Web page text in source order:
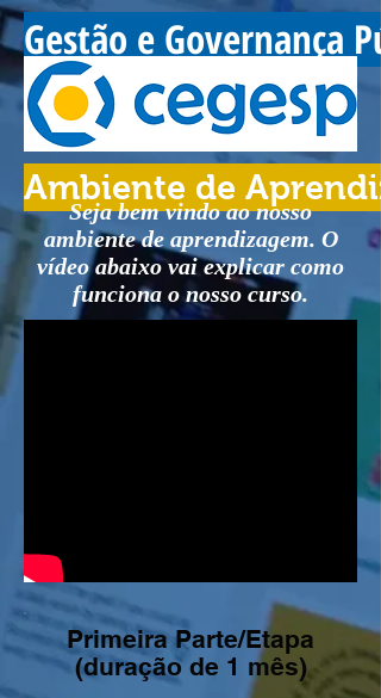
Gestão e Governança
Ambiente de
Seja bem vindo ao nosso
ambiente de aprendizagem. O
vídeo abaixo vai explicar como
funciona o nosso curso.
Primeira Parte/Etapa
(duração de 1 mês)